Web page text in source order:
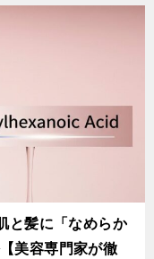
と髪に「なめらか
美容専門家が徹